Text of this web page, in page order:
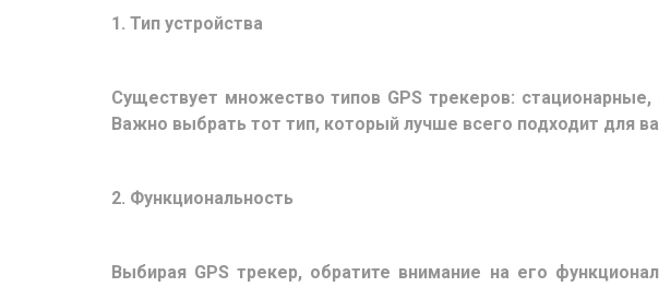
1. Тип устройства
Существует множество типов GPS трекеров:
Важно выбрать тот тип, который лучше всего подходит для
2. Функциональность
Выбирая GPS трекер, обратите внимание на его